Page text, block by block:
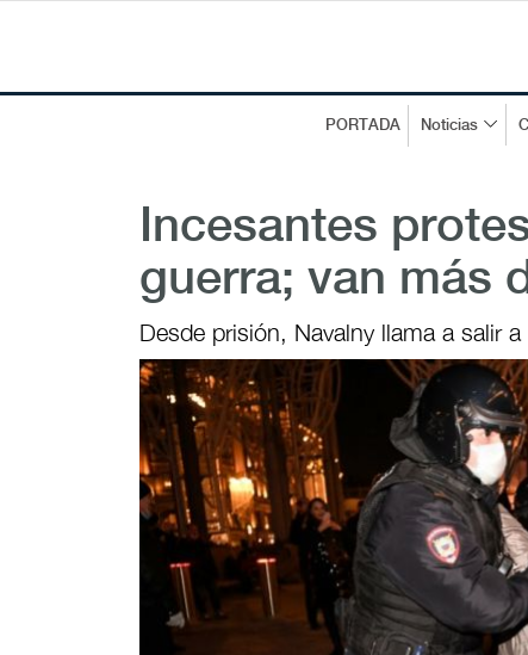
PORTADA Noticias
Incesantes
guerra; van más
Desde prisión, Navalny llama a salir